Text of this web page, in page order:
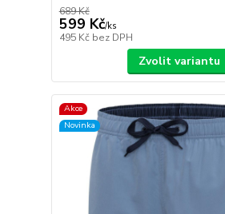
689 Kč
599 Kč/ks
495 Kč bez DPH
Zvolit variantu
Akce
Novinka